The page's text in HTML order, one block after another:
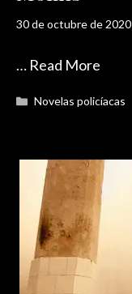
30 de octubre de 2020
… Read More
Categorías
Novelas policíacas